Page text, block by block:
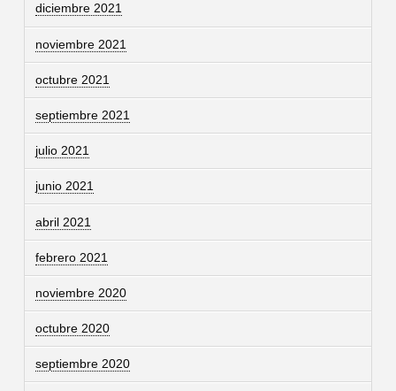
diciembre 2021
noviembre 2021
octubre 2021
septiembre 2021
julio 2021
junio 2021
abril 2021
febrero 2021
noviembre 2020
octubre 2020
septiembre 2020